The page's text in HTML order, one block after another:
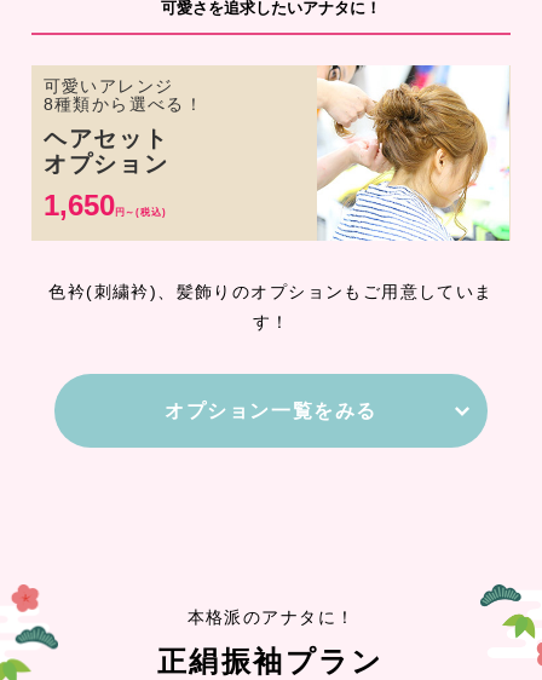
可愛さを追求したいアナタに！
可愛いアレンジ
8種類から選べる！
ヘアセット
オプション
1,650円～(税込)
色衿(刺繍衿)、髪飾りのオプションもご用意していま
す！
オプション一覧をみる
本格派のアナタに！
正絹振袖プラン